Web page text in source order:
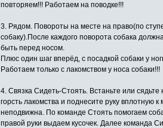
повторяем!!! Работаем на поводке!!!
3. Рядом. Повороты на месте на право(по
собаку).После каждого поворота собака
быть перед носом.
Плюс один шаг вперёд, с посадкой собаки у
Работаем только с лакомством у носа собаки!!!
4. Связка Сидеть-Стоять. Встаньте или
горсть лакомства и поднесите руку вплотную
неподвижна. По команде Стоять помогаем
правой руки выдаем кусочек. Далее команда